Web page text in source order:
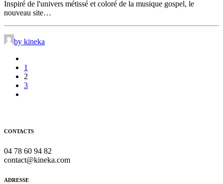
Inspiré de l'univers métissé et coloré de la musique gospel, le
nouveau site…
by kineka
1
2
3
CONTACTS
04 78 60 94 82
contact@kineka.com
ADRESSE